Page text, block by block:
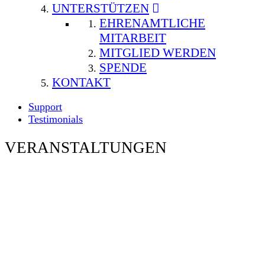
UNTERSTÜTZEN
EHRENAMTLICHE
MITARBEIT
MITGLIED WERDEN
SPENDE
KONTAKT
Support
Testimonials
VERANSTALTUNGEN